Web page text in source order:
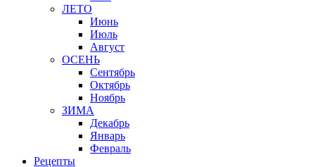
ЛЕТО
Июнь
Июль
Август
ОСЕНЬ
Сентябрь
Октябрь
Ноябрь
ЗИМА
Декабрь
Январь
Февраль
Рецепты